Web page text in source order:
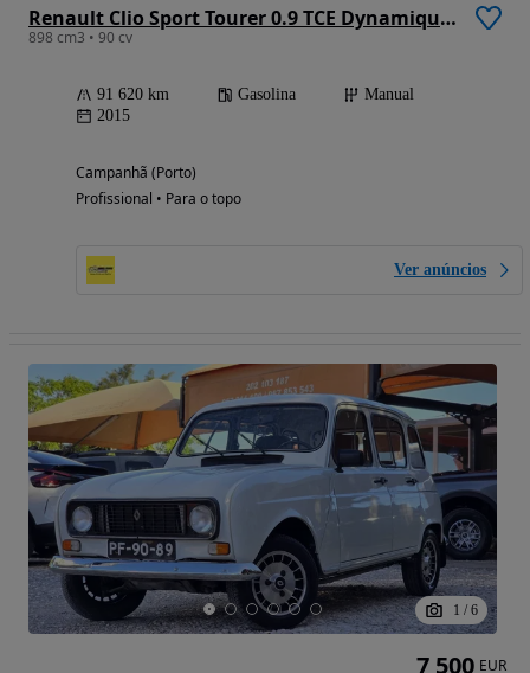
Renault Clio Sport Tourer 0.9 TCE Dynamique S
898 cm3 • 90 cv
91 620 km Gasolina
Manual
2015
Campanhã (Porto)
Profissional • Para o topo
Ver anúncios
1 / 6
7 500 EUR